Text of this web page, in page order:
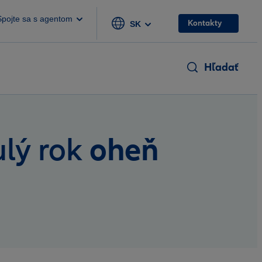
sa s agentom
SK Kontakty
Hľadať
rok oheň